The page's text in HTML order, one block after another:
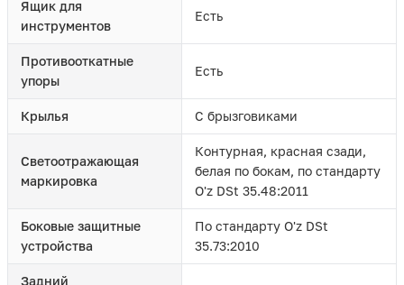
Ящик для
инструментов
Есть
Противооткатные
упоры
Есть
Крылья С брызговиками
Светоотражающая
маркировка
Контурная, красная сзади,
белая по бокам, по стандарту
O'z DSt 35.48:2011
Боковые защитные
устройства
По стандарту O'z DSt
35.73:2010
Задний